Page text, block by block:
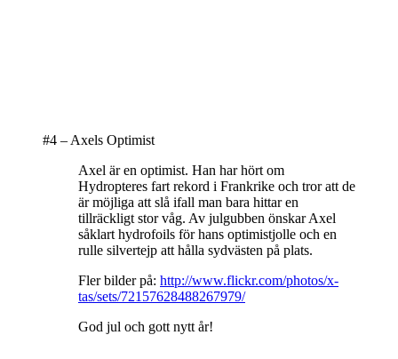
#4 – Axels Optimist
Axel är en optimist. Han har hört om
Hydropteres fart rekord i Frankrike och tror att de
är möjliga att slå ifall man bara hittar en
tillräckligt stor våg. Av julgubben önskar Axel
såklart hydrofoils för hans optimistjolle och en
rulle silvertejp att hålla sydvästen på plats.
Fler bilder på: http://www.flickr.com/photos/x-
tas/sets/72157628488267979/
God jul och gott nytt år!